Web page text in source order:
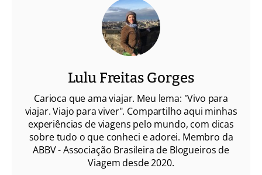
Lulu Freitas Gorges
Carioca que ama viajar. Meu lema: "Vivo para
viajar. Viajo para viver". Compartilho aqui minhas
experiências de viagens pelo mundo, com dicas
sobre tudo o que conheci e adorei. Membro da
ABBV - Associação Brasileira de Blogueiros de
Viagem desde 2020.